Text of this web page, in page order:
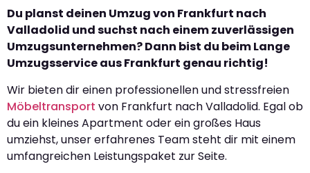
Du planst deinen Umzug von Frankfurt nach
Valladolid und suchst nach einem zuverlässigen
Umzugsunternehmen? Dann bist du beim Lange
Umzugsservice aus Frankfurt genau richtig!
Wir bieten dir einen professionellen und stressfreien
Möbeltransport von Frankfurt nach Valladolid. Egal ob
du ein kleines Apartment oder ein großes Haus
umziehst, unser erfahrenes Team steht dir mit einem
umfangreichen Leistungspaket zur Seite.